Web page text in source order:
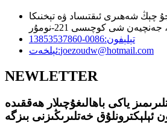
شەھىرى ئىقتىساد ۋە تېخنىكا
تېلېفون:0086-13853537860
ئېلخەت:joezoudw@hotmail.com
NEWLETTER
ياكى باھالىغۇچىلار ھەققىدە
خەتلىرىڭىزنى بىزگە